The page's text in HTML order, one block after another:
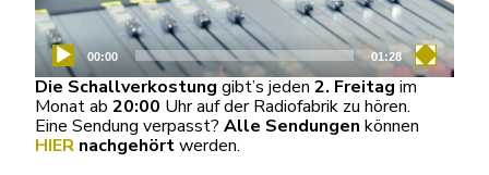
00:00 01:28
Die Schallverkostung gibt’s jeden 2. Freitag im
Monat ab 20:00 Uhr auf der Radiofabrik zu hören.
Eine Sendung verpasst? Alle Sendungen können
HIER nachgehörtwerden.